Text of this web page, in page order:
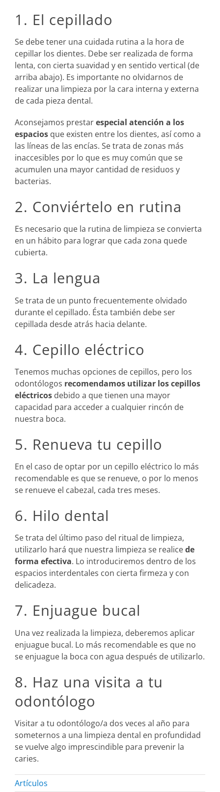
1. El cepillado
Se debe tener una cuidada rutina a la hora de
cepillar los dientes. Debe ser realizada de forma
lenta, con cierta suavidad y en sentido vertical (de
arriba abajo). Es importante no olvidarnos de
realizar una limpieza por la cara interna y externa
de cada pieza dental.
Aconsejamos prestarespecial atención a los
espacios que existen entre los dientes, así como a
las líneas de las encías. Se trata de zonas más
inaccesibles por lo que es muy común que se
acumulen una mayor cantidad de residuos y
bacterias.
2. Conviértelo en rutina
Es necesario que la rutina de limpieza se convierta
en un hábito para lograr que cada zona quede
cubierta.
3. La lengua
Se trata de un punto frecuentemente olvidado
durante el cepillado. Ésta también debe ser
cepillada desde atrás hacia delante.
4. Cepillo eléctrico
Tenemos muchas opciones de cepillos, pero los
odontólogos recomendamos utilizar los cepillos
eléctricos debido a que tienen una mayor
capacidad para acceder a cualquier rincón de
nuestra boca.
5. Renueva tu cepillo
En el caso de optar por un cepillo eléctrico lo más
recomendable es que se renueve, o por lo menos
se renueve el cabezal, cada tres meses.
6. Hilo dental
Se trata del último paso del ritual de limpieza,
utilizarlo hará que nuestra limpieza se realicede
forma efectiva. Lo introduciremos dentro de los
espacios interdentales con cierta firmeza y con
delicadeza.
7. Enjuague bucal
Una vez realizada la limpieza, deberemos aplicar
enjuague bucal. Lo más recomendable es que no
se enjuague la boca con agua después de utilizarlo.
8. Haz una visita a tu
odontólogo
Visitar a tu odontólogo/a dos veces al año para
someternos a una limpieza dental en profundidad
se vuelve algo imprescindible para prevenir la
caries.
Artículos